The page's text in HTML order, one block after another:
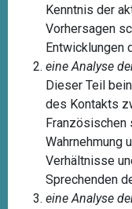
Kenntnis der
Vorhersagen
Entwicklungen
eine Analyse
Dieser Teil
des Kontakts
Wahrnehmung
Verhältnisse
Sprechenden
eine Analyse